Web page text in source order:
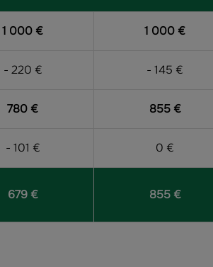
1 000 € 1 000 €
- 220 € - 145 €
780 € 855 €
- 101 € 0 €
679 € 855 €